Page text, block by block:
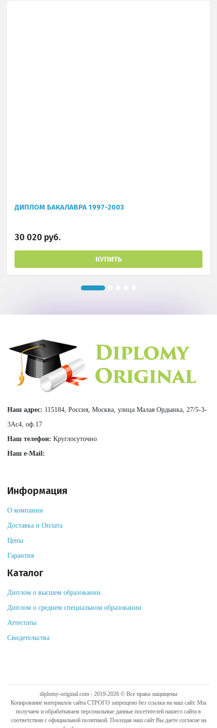
ДИПЛОМ БАКАЛАВРА 1997-2003
30 020 руб.
КУПИТЬ
Информация
О компании
Доставка и Оплата
Цены
Гарантия
Каталог
Диплом о высшем образовании
Диплом о среднем специальном образовании
Аттестаты
Свидетельства
Наш адрес: 115184, Россия, Москва, улица Малая Ордынка, 27/5-3-
3Ас4, оф.17
Наш телефон: Круглосуточно
Наш e-Mail:
diplomy-original.com - 2019-2026 © Все права защищены
Копирование материалов сайта СТРОГО запрещено без ссылки на наш сайт. Мы
получаем и обрабатываем персональные данные посетителей нашего сайта в
соответствии с официальной политикой. Посещая наш сайт Вы даете согласие на